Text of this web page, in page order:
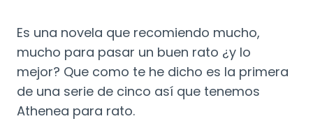
Es una novela que recomiendo mucho,
mucho para pasar un buen rato ¿y lo
mejor? Que como te he dicho es la primera
de una serie de cinco así que tenemos
Athenea para rato.